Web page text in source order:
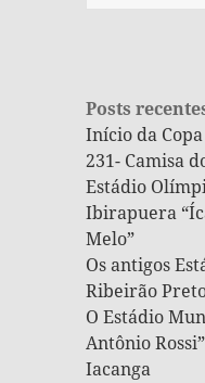
Posts
Início da
231- Camisa
Estádio
Ibirapuera
Melo”
Os antigos
Ribeirão
O Estádio
Antônio
Iacanga